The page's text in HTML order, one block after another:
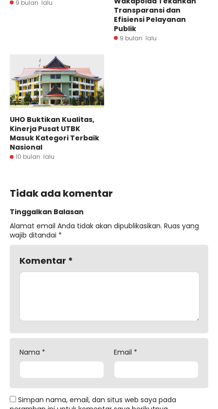
9 bulan lalu
Transparansi dan
Efisiensi Pelayanan
Publik
9 bulan lalu
UHO Buktikan Kualitas,
Kinerja Pusat UTBK
Masuk Kategori Terbaik
Nasional
10 bulan lalu
Tidak ada komentar
Tinggalkan Balasan
Alamat email Anda tidak akan dipublikasikan. Ruas yang
wajib ditandai *
Komentar *
Nama * Email *
Simpan nama, email, dan situs web saya pada